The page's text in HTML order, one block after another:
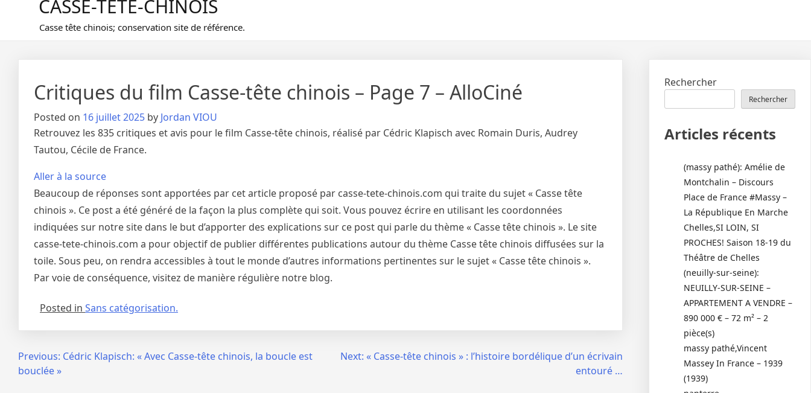
CASSE-TETE-CHINOIS
Casse tête chinois; conservation site de référence.
Critiques du film Casse-tête chinois – Page 7 – AlloCiné
Posted on 16 juillet 2025 by Jordan VIOU
Retrouvez les 835 critiques et avis pour le film Casse-tête chinois, réalisé par Cédric Klapisch avec Romain Duris, Audrey
Tautou, Cécile de France.
Aller à la source
Beaucoup de réponses sont apportées par cet article proposé par casse-tete-chinois.com qui traite du sujet « Casse tête
chinois ». Ce post a été généré de la façon la plus complète qui soit. Vous pouvez écrire en utilisant les coordonnées
indiquées sur notre site dans le but d’apporter des explications sur ce post qui parle du thème « Casse tête chinois ». Le site
casse-tete-chinois.com a pour objectif de publier différentes publications autour du thème Casse tête chinois diffusées sur la
toile. Sous peu, on rendra accessibles à tout le monde d’autres informations pertinentes sur le sujet « Casse tête chinois ».
Par voie de conséquence, visitez de manière régulière notre blog.
Posted in Sans catégorisation.
Navigation
Previous: Cédric Klapisch: « Avec Casse-tête chinois, la boucle est
bouclée »
Next: « Casse-tête chinois » : l’histoire bordélique d’un écrivain
entouré …
Rechercher
Rechercher
Articles récents
(massy pathé): Amélie de
Montchalin – Discours
Place de France #Massy –
La République En Marche
Chelles,SI LOIN, SI
PROCHES! Saison 18-19 du
Théâtre de Chelles
(neuilly-sur-seine):
NEUILLY-SUR-SEINE –
APPARTEMENT A VENDRE –
890 000 € – 72 m² – 2
pièce(s)
massy pathé,Vincent
Massey In France – 1939
(1939)